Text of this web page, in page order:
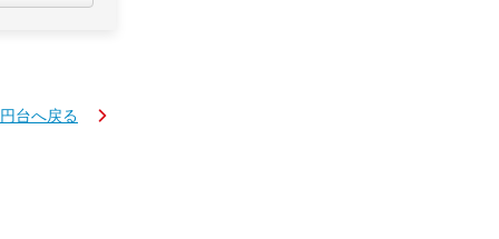
台へ戻る